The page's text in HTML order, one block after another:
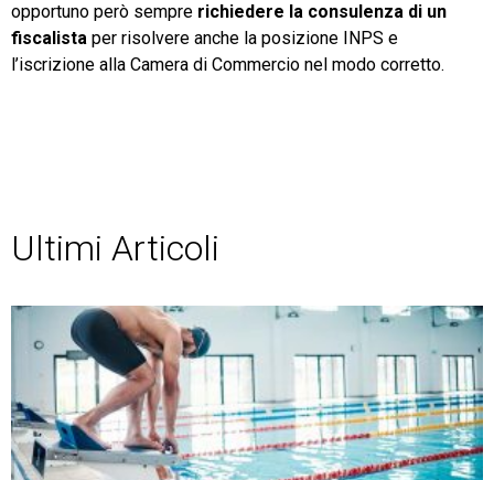
opportuno però sempre richiedere la consulenza di un
fiscalista per risolvere anche la posizione INPS e
l’iscrizione alla Camera di Commercio nel modo corretto.
Ultimi Articoli